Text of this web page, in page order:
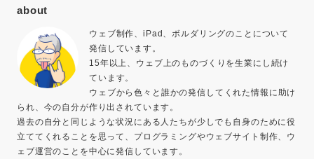
about
ウェブ制作、iPad、ボルダリングのことについて
発信しています。
15年以上、ウェブ上のものづくりを生業にし続け
ています。
ウェブから色々と誰かの発信してくれた情報に助け
られ、今の自分が作り出されています。
過去の自分と同じような状況にある人たちが少しでも自身のために役
立ててくれることを思って、プログラミングやウェブサイト制作、ウ
ェブ運営のことを中心に発信しています。